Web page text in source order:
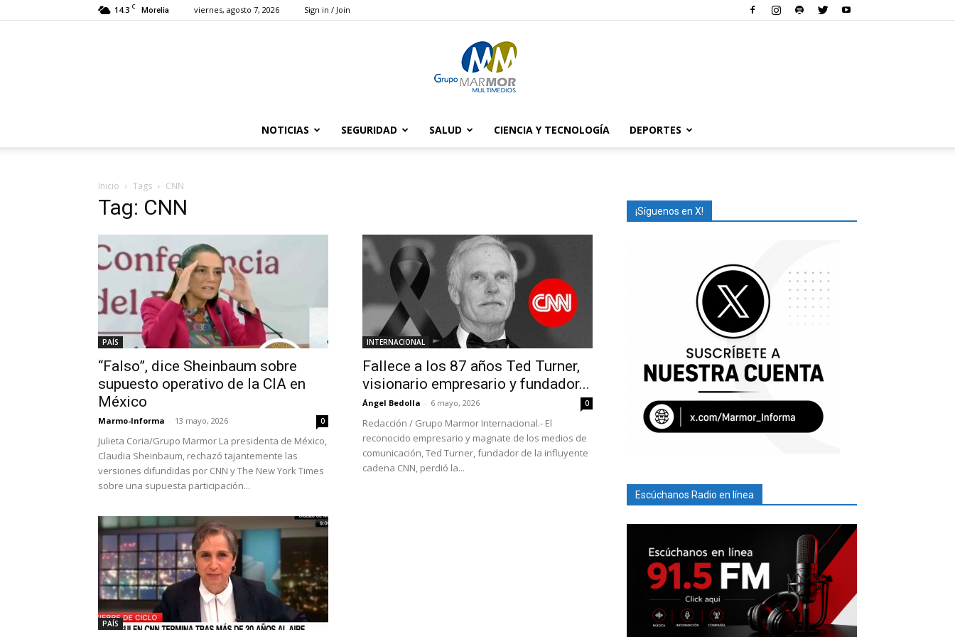
14.3 C Morelia viernes, agosto 7, 2026 Sign in / Join
Marmor
NOTICIAS SEGURIDAD SALUD CIENCIA Y TECNOLOGÍA DEPORTES
Inicio Tags CNN
Tag: CNN
PAÍS
“Falso”, dice Sheinbaum sobre
supuesto operativo de la CIA en
México
Marmo-Informa - 13 mayo, 2026 0
Julieta Coria/Grupo Marmor La presidenta de México,
Claudia Sheinbaum, rechazó tajantemente las
versiones difundidas por CNN y The New York Times
sobre una supuesta participación...
INTERNACIONAL
Fallece a los 87 años Ted Turner,
visionario empresario y fundador...
Ángel Bedolla - 6 mayo, 2026 0
Redacción / Grupo Marmor Internacional.- El
reconocido empresario y magnate de los medios de
comunicación, Ted Turner, fundador de la influyente
cadena CNN, perdió la...
PAÍS
¡Síguenos en X!
Escúchanos Radio en línea